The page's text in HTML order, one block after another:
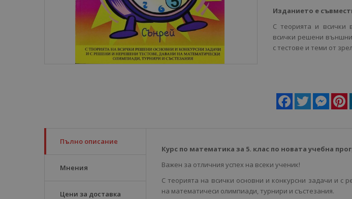
Изданието е
С теорията и всички
всички решени
с тестове и теми от
Facebook
Twitter
Пълно описание
Мнения
Цени за доставка
Курс по математика за 5. клас по новата учебна
Важен за отличния успех на всеки ученик!
С теорията на всички основни и конкурсни задачи и с
на математичеси олимпиади, турнири и състезания.